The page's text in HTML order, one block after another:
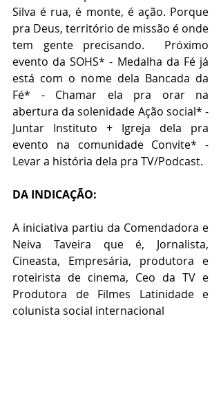
Silva é rua, é monte, é ação. Porque
pra Deus, território de missão é onde
tem gente precisando.  Próximo
evento da SOHS* - Medalha da Fé já
está com o nome dela Bancada da
Fé* - Chamar ela pra orar na
abertura da solenidade Ação social* -
Juntar Instituto + Igreja dela pra
evento na comunidade Convite* -
Levar a história dela pra TV/Podcast.
DA INDICAÇÃO:
A iniciativa partiu da Comendadora e
Neiva Taveira que é, Jornalista,
Cineasta, Empresária, produtora e
roteirista de cinema, Ceo da TV e
Produtora de Filmes Latinidade e
colunista social internacional